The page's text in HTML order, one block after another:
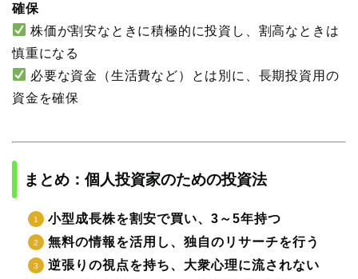
確保
株価が割安なときに積極的に投資し、割高なときは
慎重になる
必要な資金（生活費など）とは別に、長期投資用の
資金を確保
まとめ：個人投資家のための投資法
小型成長株を割安で買い、3～5年持つ
無料の情報を活用し、独自のリサーチを行う
逆張りの視点を持ち、大衆心理に流されない